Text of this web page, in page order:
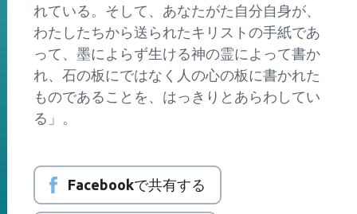
れている。そして、あなたがた自分自身が、
わたしたちから送られたキリストの手紙であ
って、墨によらず生ける神の霊によって書か
れ、石の板にではなく人の心の板に書かれた
ものであることを、はっきりとあらわしてい
る」。
Facebookで共有する